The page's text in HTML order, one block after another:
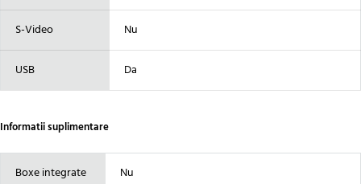
S-Video Nu
USB Da
Informatii suplimentare
Boxe integrate Nu